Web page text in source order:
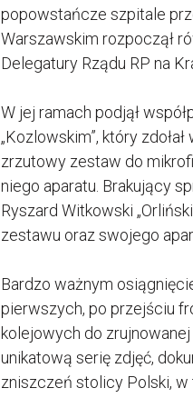
popowstańcze szpitale
Warszawskim rozpoczął
Delegatury Rządu RP na
W jej ramach podjął
„Kozlowskim”, który
zrzutowy zestaw do
niego aparatu. Brakujący
Ryszard Witkowski
zestawu oraz swojego
Bardzo ważnym
pierwszych, po przejściu
kolejowych do zrujnowanej
unikatową serię zdjęć,
zniszczeń stolicy Polski, w